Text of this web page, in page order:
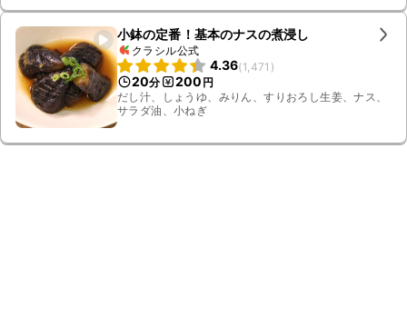
小鉢の定番！基本のナスの煮浸し
クラシル公式
4.36(1,471 )
20分 200 円
だし汁、しょうゆ、みりん、すりおろし生姜、ナス、
サラダ油、小ねぎ